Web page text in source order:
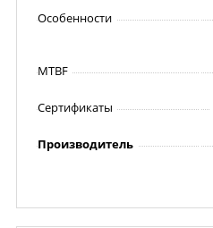
Особенности
MTBF
Сертификаты
Производитель